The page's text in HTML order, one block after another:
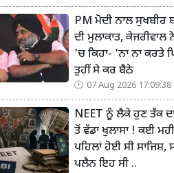
PM ਮੋਦੀ ਨਾਲ ਸੁਖਬੀਰ
ਦੀ ਮੁਲਾਕਾਤ, ਕੇਜਰੀਵਾਲ
'ਚ ਕਿਹਾ- 'ਨਾ ਨਾ ਕਰਤੇ
ਤੁਹੀਂ ਸੇ ਕਰ ਬੈਠੇ
07 Aug 2026 17:09:38
NEET ਨੂੰ ਲੈਕੇ ਹੁਣ ਤੱਕ
ਤੋਂ ਵੱਡਾ ਖੁਲਾਸਾ ! ਕਈ
ਪਹਿਲਾਂ ਹੋਈ ਸੀ ਸਾਜਿਸ਼,
ਪਲੈਨ ਇਹ ਸੀ ..